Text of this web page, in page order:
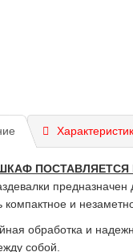
компактное и
обработка и
собой.